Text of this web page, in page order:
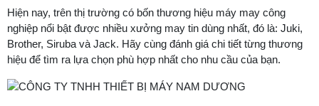
Hiện nay, trên thị trường có bốn thương hiệu máy may công
nghiệp nổi bật được nhiều xưởng may tin dùng nhất, đó là: Juki,
Brother, Siruba và Jack. Hãy cùng đánh giá chi tiết từng thương
hiệu để tìm ra lựa chọn phù hợp nhất cho nhu cầu của bạn.